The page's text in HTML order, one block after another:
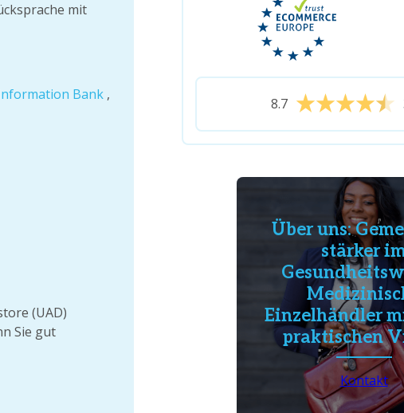
mit
Bank ,
(UAD)
Sie gut
8.7
Über uns:
stärker
Einzelhändler
praktischen
Kontakt